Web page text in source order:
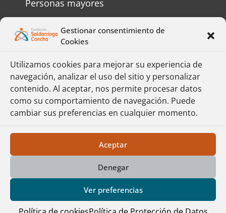
Gestionar consentimiento de
Cookies
Utilizamos cookies para mejorar su experiencia de
navegación, analizar el uso del sitio y personalizar
contenido. Al aceptar, nos permite procesar datos
como su comportamiento de navegación. Puede
cambiar sus preferencias en cualquier momento.
Aceptar
Denegar
Ver preferencias
Personas mayores
Personas con discapacidad
Preguntas frecuentes
Contáctenos
Complete el formulario y responderemos
su mensaje lo más pronto posible.
Política de Protección de Datos
Fundación Saldarriaga Concha – Derechos
Reservados © 2026 – Página web realizada
porSocialMass